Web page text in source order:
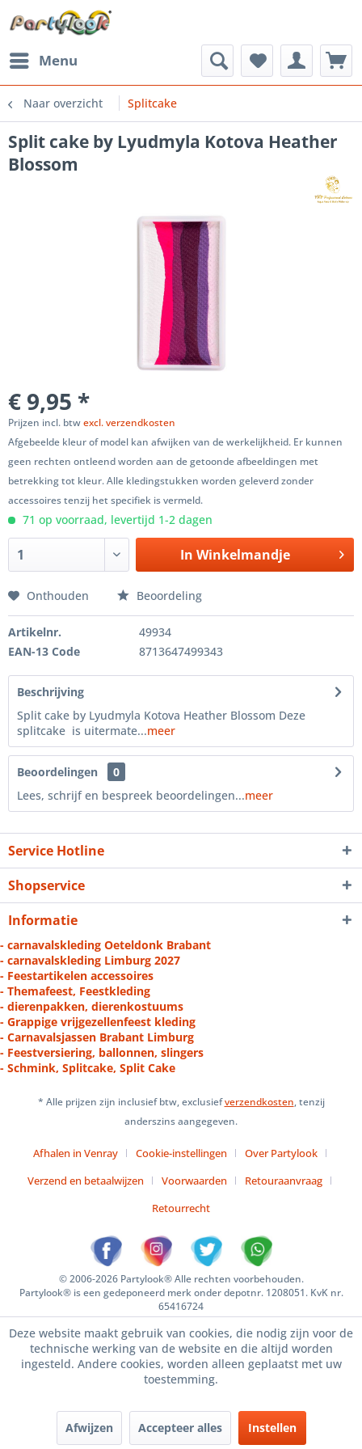
Menu
Naar overzicht Splitcake
Split cake by Lyudmyla Kotova Heather
Blossom
€ 9,95 *
Prijzen incl. btwexcl. verzendkosten
Afgebeelde kleur of model kan afwijken van de werkelijkheid. Er kunnen
geen rechten ontleend worden aan de getoonde afbeeldingen met
betrekking tot kleur. Alle kledingstukken worden geleverd zonder
accessoires tenzij het specifiek is vermeld.
71 op voorraad, levertijd 1-2 dagen
In Winkelmandje
Onthouden Beoordeling
Artikelnr.
49934
EAN-13 Code
8713647499343
Beschrijving
Split cake by Lyudmyla Kotova Heather Blossom Deze
splitcake is uitermate...meer
Beoordelingen
0
Lees, schrijf en bespreek beoordelingen...meer
Service Hotline
Shopservice
Informatie
- carnavalskleding Oeteldonk Brabant
- carnavalskleding Limburg 2027
- Feestartikelen accessoires
- Themafeest, Feestkleding
- dierenpakken, dierenkostuums
- Grappige vrijgezellenfeest kleding
- Carnavalsjassen Brabant Limburg
- Feestversiering, ballonnen, slingers
- Schmink, Splitcake, Split Cake
* Alle prijzen zijn inclusief btw, exclusiefverzendkosten, tenzij
anderszins aangegeven.
Afhalen in Venray Cookie-instellingen
Over Partylook
Verzend en betaalwijzen
Voorwaarden
Retouraanvraag
Retourrecht
© 2006-2026 Partylook® Alle rechten voorbehouden.
Partylook® is een gedeponeerd merk onder depotnr. 1208051. KvK nr.
65416724
Deze website maakt gebruik van cookies, die nodig zijn voor de
technische werking van de website en die altijd worden
ingesteld. Andere cookies, worden alleen geplaatst met uw
toestemming.
Afwijzen Accepteer alles Instellen